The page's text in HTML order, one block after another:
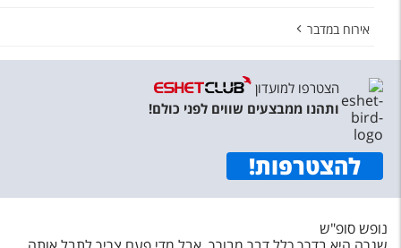
אירוח במדבר
הצטרפו למועדון
ותהנו ממבצעים שווים לפני כולם!
להצטרפות!
נופש סופ"ש